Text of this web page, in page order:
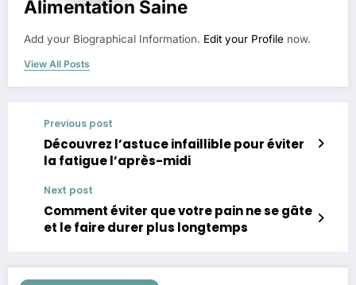
Alimentation Saine
Add your Biographical Information. Edit your Profile now.
View All Posts
Previous post
Découvrez l’astuce infaillible pour éviter
la fatigue l’après-midi
Next post
Comment éviter que votre pain ne se gâte
et le faire durer plus longtemps